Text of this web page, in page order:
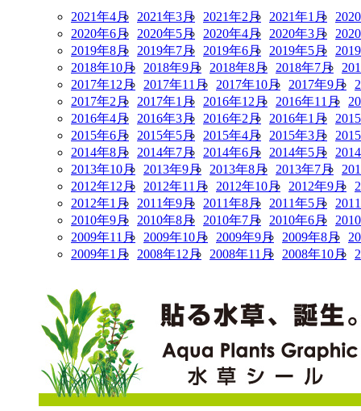
2021年4月 2021年3月 2021年2月 2021年1月
2020年6月
2020年5月 2020年4月 2020年3月
2019年8月
2019年7月 2019年6月 2019年5月
2018年10月
2018年9月 2018年8月 2018年7月
2017年12月
2017年11月 2017年10月 2017年9月
2017年2月
2017年1月 2016年12月 2016年11月
2016年4月
2016年3月 2016年2月 2016年1月
2015年6月
2015年5月 2015年4月 2015年3月
2014年8月
2014年7月 2014年6月 2014年5月
2013年10月
2013年9月 2013年8月 2013年7月
2012年12月
2012年11月 2012年10月 2012年9月
2012年1月
2011年9月 2011年8月 2011年5月
2010年9月
2010年8月 2010年7月 2010年6月
2009年11月
2009年10月 2009年9月 2009年8月
2009年1月
2008年12月 2008年11月 2008年10月